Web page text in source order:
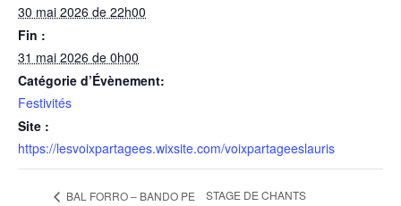
30 mai 2026 de 22h00
Fin :
31 mai 2026 de 0h00
Catégorie d’Évènement:
Festivités
Site :
https://lesvoixpartagees.wixsite.com/voixpartageeslauris
BAL FORRO – BANDO PE
STAGE DE CHANTS